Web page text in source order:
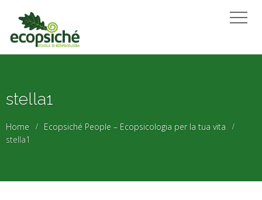
stella1
Home
Ecopsiché People – Ecopsicologia per la tua vita
stella1